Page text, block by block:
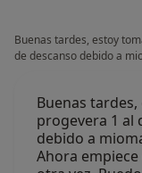
Buenas tardes, estoy
de descanso debido a
Buenas
progevera 1 al
debido a
Ahora